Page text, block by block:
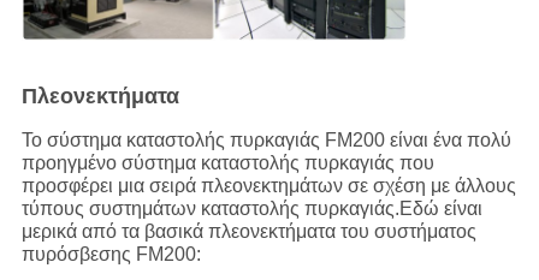
Πλεονεκτήματα
Το σύστημα καταστολής πυρκαγιάς FM200 είναι ένα πολύ
προηγμένο σύστημα καταστολής πυρκαγιάς που
προσφέρει μια σειρά πλεονεκτημάτων σε σχέση με άλλους
τύπους συστημάτων καταστολής πυρκαγιάς.Εδώ είναι
μερικά από τα βασικά πλεονεκτήματα του συστήματος
πυρόσβεσης FM200: